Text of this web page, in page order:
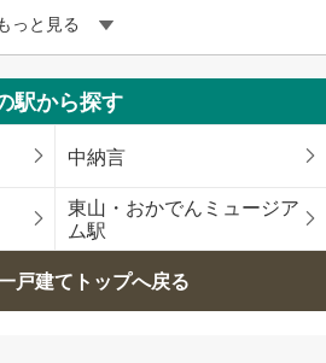
っと見る
駅から探す
中納言
東山・おかでんミュージア
ム駅
戸建てトップへ戻る